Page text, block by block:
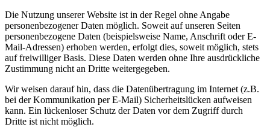
Die Nutzung unserer Website ist in der Regel ohne Angabe
personenbezogener Daten möglich. Soweit auf unseren Seiten
personenbezogene Daten (beispielsweise Name, Anschrift oder E-
Mail-Adressen) erhoben werden, erfolgt dies, soweit möglich, stets
auf freiwilliger Basis. Diese Daten werden ohne Ihre ausdrückliche
Zustimmung nicht an Dritte weitergegeben.
Wir weisen darauf hin, dass die Datenübertragung im Internet (z.B.
bei der Kommunikation per E-Mail) Sicherheitslücken aufweisen
kann. Ein lückenloser Schutz der Daten vor dem Zugriff durch
Dritte ist nicht möglich.